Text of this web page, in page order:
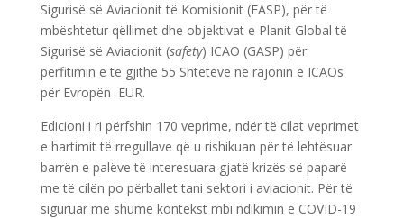
Sigurisë së Aviacionit të Komisionit (EASP), për të
mbështetur qëllimet dhe objektivat e Planit Global të
Sigurisë së Aviacionit (safety) ICAO (GASP) për
përfitimin e të gjithë 55 Shteteve në rajonin e ICAOs
për Evropën EUR.
Edicioni i ri përfshin 170 veprime, ndër të cilat veprimet
e hartimit të rregullave që u rishikuan për të lehtësuar
barrën e palëve të interesuara gjatë krizës së paparë
me të cilën po përballet tani sektori i aviacionit. Për të
siguruar më shumë kontekst mbi ndikimin e COVID-19